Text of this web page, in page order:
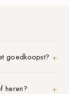
goedkoopst?
heren?